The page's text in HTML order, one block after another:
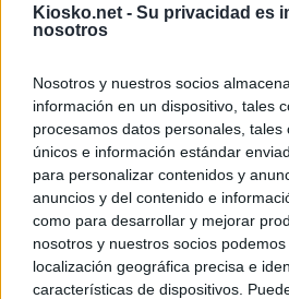
Kiosko.net - Su privacidad es
nosotros
Nosotros y nuestros socios
información en un dispositivo, tales
procesamos datos personales, tales
únicos e información estándar
para personalizar contenidos y
anuncios y del contenido e
como para desarrollar y mejorar
nosotros y nuestros socios
localización geográfica precisa e
características de dispositivos.